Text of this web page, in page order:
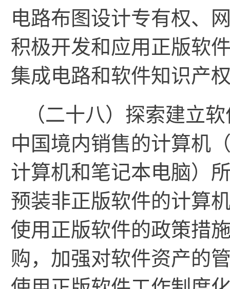
电路布图设计专有权、
积极开发和应用正版软
集成电路和软件知识产
（二十八）探索建立
中国境内销售的计算机
计算机和笔记本电脑）
预装非正版软件的计算
使用正版软件的政策措
购，加强对软件资产的